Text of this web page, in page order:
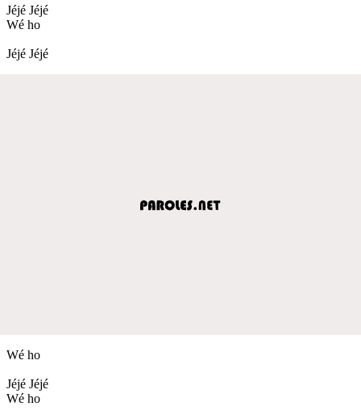
Jéjé Jéjé
Wé ho
Jéjé Jéjé
Wé ho
Jéjé Jéjé
Wé ho